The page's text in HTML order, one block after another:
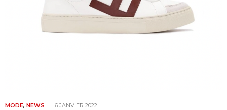
MODE, NEWS 6 JANVIER 2022